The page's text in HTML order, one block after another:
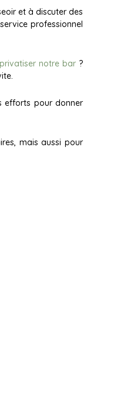
et à discuter des
professionnel
privatiser notre bar?
efforts pour donner
mais aussi pour